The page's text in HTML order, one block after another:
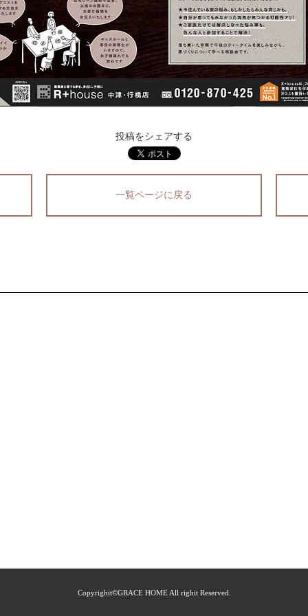
投稿をシェアする
一覧ページに戻る
Copyrighit©GRACE HOME All righit Reserved.